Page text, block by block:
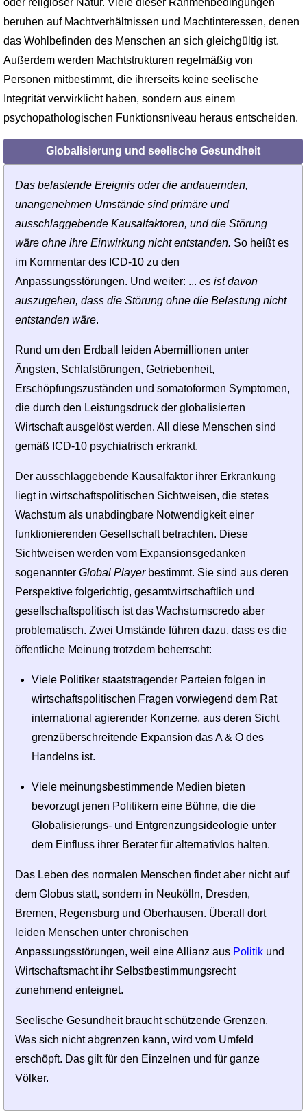
oder religiöser Natur. Viele dieser Rahmenbedingungen
beruhen auf Machtverhältnissen und Machtinteressen, denen
das Wohlbefinden des Menschen an sich gleichgültig ist.
Außerdem werden Machtstrukturen regelmäßig von
Personen mitbestimmt, die ihrerseits keine seelische
Integrität verwirklicht haben, sondern aus einem
psychopathologischen Funktions­niveau heraus entscheiden.
Globalisierung und seelische Gesundheit
Das belastende Ereignis oder die andauernden,
unangenehmen Umstände sind primäre und
ausschlaggebende Kausalfaktoren, und die Störung
wäre ohne ihre Einwirkung nicht entstanden. So heißt es
im Kommentar des ICD-10 zu den
Anpassungsstörungen. Und weiter: ... es ist davon
auszugehen, dass die Störung ohne die Belastung nicht
entstanden wäre.
Rund um den Erdball leiden Abermillionen unter
Ängsten, Schlafstörungen, Getrie­benheit,
Erschöpfungszuständen und somatoformen Symptomen,
die durch den Leistungsdruck der globalisierten
Wirtschaft ausgelöst werden. All diese Menschen sind
gemäß ICD-10 psychiatrisch erkrankt.
Der ausschlaggebende Kausalfaktor ihrer Erkrankung
liegt in wirtschaftspolitischen Sichtweisen, die stetes
Wachstum als unabdingbare Notwendigkeit einer
funktionierenden Gesellschaft betrachten. Diese
Sichtweisen werden vom Expansionsgedanken
sogenannter Global Playerbestimmt. Sie sind aus deren
Perspektive folgerichtig, gesamtwirtschaftlich und
gesellschaftspolitisch ist das Wachstumscredo aber
problematisch. Zwei Umstände führen dazu, dass es die
öffentliche Meinung trotzdem beherrscht:
Viele Politiker staatstragender Parteien folgen in
wirtschaftspolitischen Fragen vorwiegend dem Rat
international agierender Konzerne, aus deren Sicht
grenzüberschreitende Expansion das A & O des
Handelns ist.
Viele meinungsbestimmende Medien bieten
bevorzugt jenen Politikern eine Bühne, die die
Globalisierungs- und Entgrenzungsideologie unter
dem Einfluss ihrer Berater für alternativlos halten.
Das Leben des normalen Menschen findet aber nicht auf
dem Globus statt, sondern in Neukölln, Dresden,
Bremen, Regensburg und Oberhausen. Überall dort
leiden Menschen unter chronischen
Anpassungsstörungen, weil eine Allianz aus Politikund
Wirtschaftsmacht ihr Selbstbestimmungsrecht
zunehmend enteignet.
Seelische Gesundheit braucht schützende Grenzen.
Was sich nicht abgrenzen kann, wird vom Umfeld
erschöpft. Das gilt für den Einzelnen und für ganze
Völker.